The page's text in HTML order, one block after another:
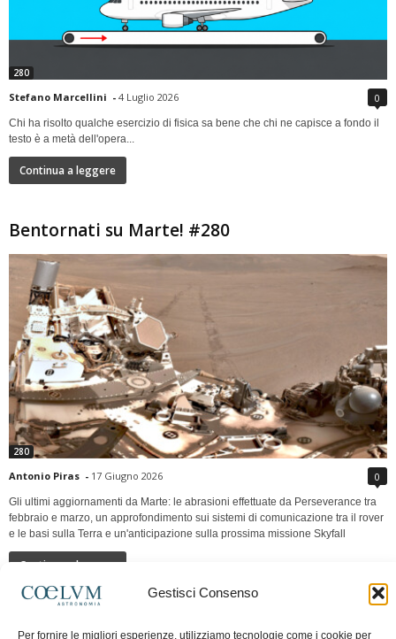
Gestisci Consenso
Per fornire le migliori esperienze, utilizziamo tecnologie come i cookie per
280
Stefano Marcellini - 4 Luglio 2026 0
Chi ha risolto qualche esercizio di fisica sa bene che chi ne capisce a fondo il
testo è a metà dell'opera...
Continua a leggere
Bentornati su Marte! #280
280
Antonio Piras - 17 Giugno 2026 0
Gli ultimi aggiornamenti da Marte: le abrasioni effettuate da Perseverance tra
febbraio e marzo, un approfondimento sui sistemi di comunicazione tra il rover
e le basi sulla Terra e un'anticipazione sulla prossima missione Skyfall
Continua a leggere